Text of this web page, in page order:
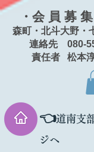
・会 員 募 集
森町・北斗大野・
連絡先 080-
責任者 松本淳
👈道南支
ジへ